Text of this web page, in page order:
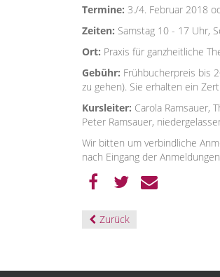
Termine: 3./4. Februar 2018
Zeiten: Samstag 10 - 17 Uhr,
Ort: Praxis für ganzheitliche
Gebühr: Frühbucherpreis bis
zu gehen). Sie erhalten ein
Kursleiter: Carola Ramsauer,
Peter Ramsauer,
Wir bitten um verbindliche
nach Eingang der
Zurück